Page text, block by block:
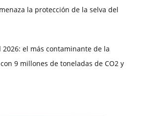
la protección de la selva del
el más contaminante de la
9 millones de toneladas de CO2 y